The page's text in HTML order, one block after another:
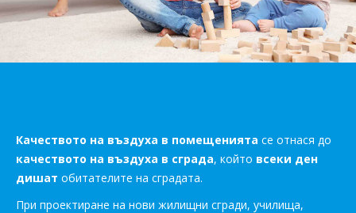
Качеството на въздуха в помещенията се отнася до
качеството на въздуха в сграда, който всеки ден
дишат обитателите на сградата.
При проектиране на нови жилищни сгради, училища,